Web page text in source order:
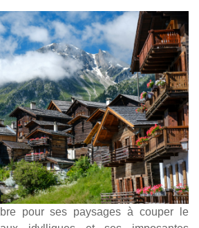
pour ses paysages à couper le